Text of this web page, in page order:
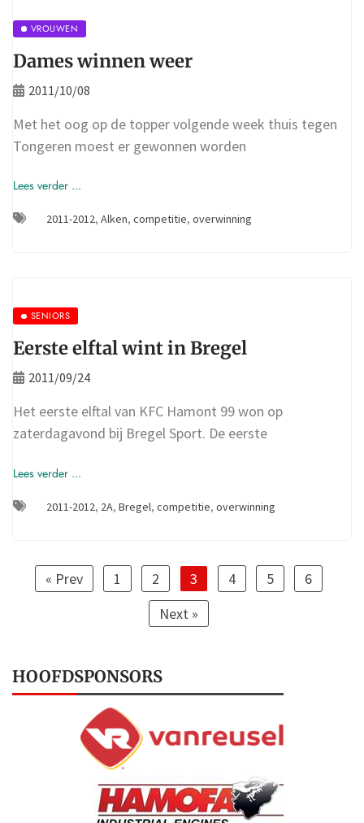
VROUWEN
Dames winnen weer
2011/10/08
Met het oog op de topper volgende week thuis tegen
Tongeren moest er gewonnen worden
Lees verder ...
2011-2012, Alken, competitie, overwinning
SENIORS
Eerste elftal wint in Bregel
2011/09/24
Het eerste elftal van KFC Hamont 99 won op
zaterdagavond bij Bregel Sport. De eerste
Lees verder ...
2011-2012, 2A, Bregel, competitie, overwinning
« Prev 1 2 3 4 5
6
Next »
HOOFDSPONSORS